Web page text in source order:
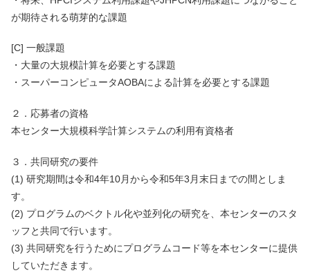
が期待される萌芽的な課題
[C] 一般課題
・大量の大規模計算を必要とする課題
・スーパーコンピュータAOBAによる計算を必要とする課題
２．応募者の資格
本センター大規模科学計算システムの利用有資格者
３．共同研究の要件
(1) 研究期間は令和4年10月から令和5年3月末日までの間としま
す。
(2) プログラムのベクトル化や並列化の研究を、本センターのスタ
ッフと共同で行います。
(3) 共同研究を行うためにプログラムコード等を本センターに提供
していただきます。